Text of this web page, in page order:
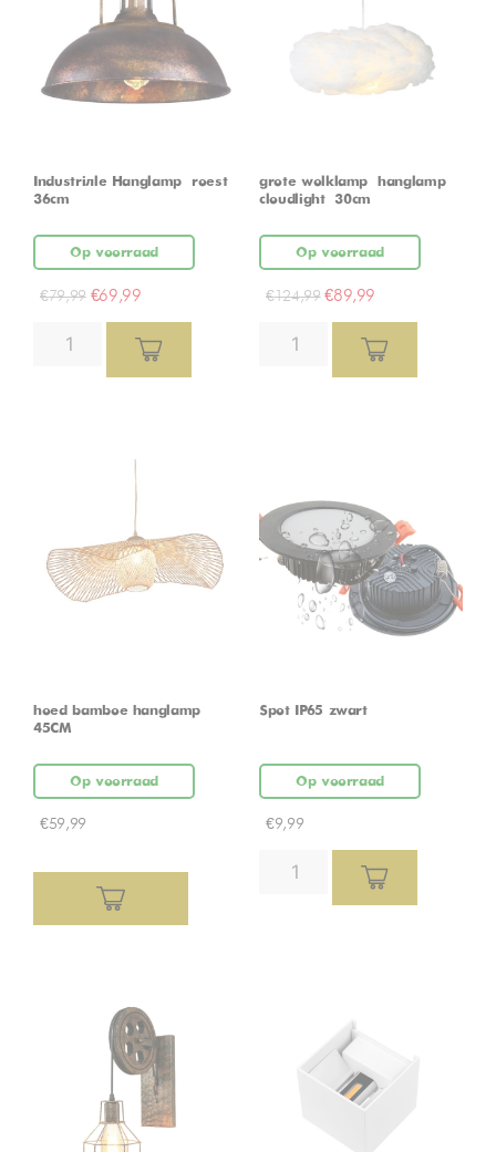
Industriële Hanglamp – roest –
36cm
Op voorraad
€79,99 €69,99
grote wolklamp – hanglamp –
cloudlight – 30cm
Op voorraad
€124,99 €89,99
hoed bamboe hanglamp
45CM
Op voorraad
€59,99
Spot IP65 zwart
Op voorraad
€9,99